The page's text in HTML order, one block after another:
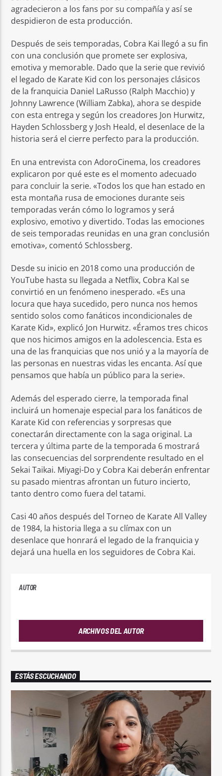
agradecieron a los fans por su compañía y así se
despidieron de esta producción.
Después de seis temporadas, Cobra Kai llegó a su fin
con una conclusión que promete ser explosiva,
emotiva y memorable. Dado que la serie que revivió
el legado de Karate Kid con los personajes clásicos
de la franquicia Daniel LaRusso (Ralph Macchio) y
Johnny Lawrence (William Zabka), ahora se despide
con esta entrega y según los creadores Jon Hurwitz,
Hayden Schlossberg y Josh Heald, el desenlace de la
historia será el cierre perfecto para la producción.
En una entrevista con AdoroCinema, los creadores
explicaron por qué este es el momento adecuado
para concluir la serie. «Todos los que han estado en
esta montaña rusa de emociones durante seis
temporadas verán cómo lo logramos y será
explosivo, emotivo y divertido. Todas las emociones
de seis temporadas reunidas en una gran conclusión
emotiva», comentó Schlossberg.
Desde su inicio en 2018 como una producción de
YouTube hasta su llegada a Netflix, Cobra KaI se
convirtió en un fenómeno inesperado. «Es una
locura que haya sucedido, pero nunca nos hemos
sentido solos como fanáticos incondicionales de
Karate Kid», explicó Jon Hurwitz. «Éramos tres chicos
que nos hicimos amigos en la adolescencia. Esta es
una de las franquicias que nos unió y a la mayoría de
las personas en nuestras vidas les encanta. Así que
pensamos que había un público para la serie».
Además del esperado cierre, la temporada final
incluirá un homenaje especial para los fanáticos de
Karate Kid con referencias y sorpresas que
conectarán directamente con la saga original. La
tercera y última parte de la temporada 6 mostrará
las consecuencias del sorprendente resultado en el
Sekai Taikai. Miyagi-Do y Cobra Kai deberán enfrentar
su pasado mientras afrontan un futuro incierto,
tanto dentro como fuera del tatami.
Casi 40 años después del Torneo de Karate All Valley
de 1984, la historia llega a su clímax con un
desenlace que honrará el legado de la franquicia y
dejará una huella en los seguidores de Cobra Kai.
AUTOR
ARCHIVOS DEL AUTOR
ESTÁS ESCUCHANDO